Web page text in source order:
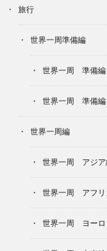
旅行
世界一周準備編
世界一周 準備
世界一周 準備
世界一周編
世界一周 アジア
世界一周 アフリ
世界一周 ヨーロ